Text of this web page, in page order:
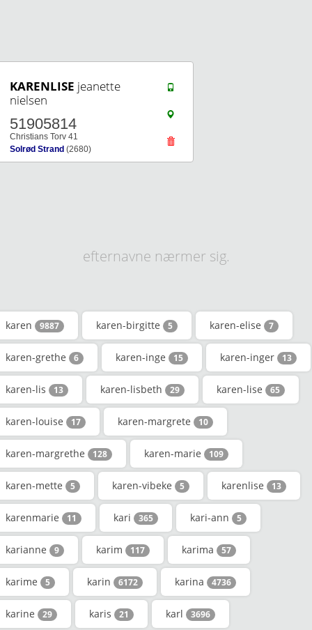
KARENLISE jeanette
nielsen
51905814
Christians Torv 41
Solrød Strand (2680)
efternavne nærmer sig.
karen 9887 karen-birgitte 5 karen-elise 7
karen-grethe 6 karen-inge 15 karen-inger 13
karen-lis 13 karen-lisbeth 29 karen-lise 65
karen-louise 17 karen-margrete 10
karen-margrethe 128 karen-marie 109
karen-mette 5 karen-vibeke 5 karenlise 13
karenmarie 11 kari 365 kari-ann 5
karianne 9 karim 117 karima 57
karime 5 karin 6172 karina 4736
karine 29 karis 21 karl 3696